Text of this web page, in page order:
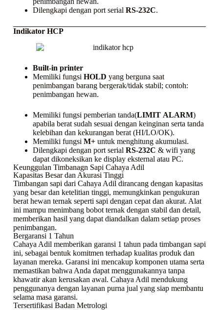
Dilengkapi dengan port serial RS-232C.
Indikator HCP
Built-in printer
Memiliki fungsi HOLD yang berguna saat
penimbangan barang bergerak/tidak stabil; contoh:
penimbangan hewan.
Memiliki fungsi pemberian tanda(LIMIT ALARM)
apabila berat sudah sesuai dengan keinginan serta tanda
kelebihan dan kekurangan berat (HI/LO/OK).
Memiliki fungsi M+ untuk menghitung akumulasi.
Dilengkapi dengan port serial RS-232C & wifi yang
dapat dikoneksikan ke display eksternal atau PC.
Keunggulan Timbanagn Sapi Cahaya Adil
Kapasitas Besar dan Akurasi Tinggi
Timbangan sapi dari Cahaya Adil dirancang dengan kapasitas
yang besar dan ketelitian tinggi, memungkinkan pengukuran
berat hewan ternak seperti sapi dengan cepat dan akurat. Alat
ini mampu menimbang bobot ternak dengan stabil dan detail,
memberikan hasil yang dapat diandalkan dalam setiap proses
penimbangan.
Bergaransi 1 Tahun
Cahaya Adil memberikan garansi 1 tahun pada timbangan sapi
ini, sebagai bentuk komitmen terhadap kualitas produk dan
layanan mereka. Garansi ini mencakup komponen utama serta
memastikan bahwa Anda dapat menggunakannya tanpa
khawatir akan kerusakan awal. Cahaya Adil mendukung
penggunanya dengan layanan purna jual yang siap membantu
selama masa garansi.
Tersertifikasi Badan Metrologi